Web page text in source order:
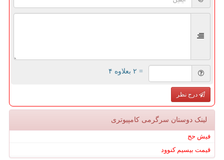
= ۲ بعلاوه ۴
درج نظر
لینک دوستان سرگرمی كامپیوتری
فیش حج
قیمت بیسیم کنوود